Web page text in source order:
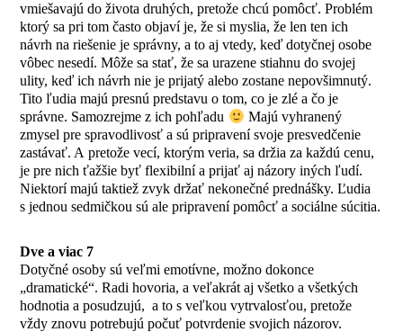
vmiešavajú do života druhých, pretože chcú pomôcť. Problém
ktorý sa pri tom často objaví je, že si myslia, že len ten ich
návrh na riešenie je správny, a to aj vtedy, keď dotyčnej osobe
vôbec nesedí. Môže sa stať, že sa urazene stiahnu do svojej
ulity, keď ich návrh nie je prijatý alebo zostane nepovšimnutý.
Tito ľudia majú presnú predstavu o tom, co je zlé a čo je
správne. Samozrejme z ich pohľadu
Majú vyhranený
zmysel pre spravodlivosť a sú pripravení svoje presvedčenie
zastávať. A pretože vecí, ktorým veria, sa držia za každú cenu,
je pre nich ťažšie byť flexibilní a prijať aj názory iných ľudí.
Niektorí majú taktiež zvyk držať nekonečné prednášky. Ľudia
s jednou sedmičkou sú ale pripravení pomôcť a sociálne súcitia.
Dve a viac 7
Dotyčné osoby sú veľmi emotívne, možno dokonce
„dramatické“. Radi hovoria, a veľakrát aj všetko a všetkých
hodnotia a posudzujú, a to s veľkou vytrvalosťou, pretože
vždy znovu potrebujú počuť potvrdenie svojich názorov.